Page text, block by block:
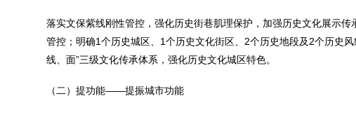
落实文保紫线刚性管控，强化历史街巷肌理保护，加强历史文化展示
管控；明确1个历史城区、1个历史文化街区、2个历史地段及2个历史
线、面”三级文化传承体系，强化历史文化城区特色。
（二）提功能——提振城市功能